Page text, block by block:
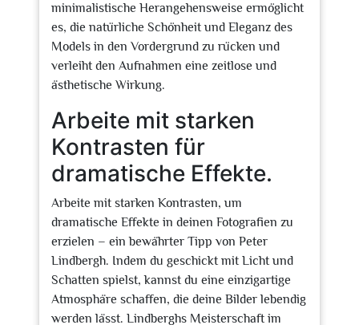
minimalistische Herangehensweise ermöglicht
es, die natürliche Schönheit und Eleganz des
Models in den Vordergrund zu rücken und
verleiht den Aufnahmen eine zeitlose und
ästhetische Wirkung.
Arbeite mit starken
Kontrasten für
dramatische Effekte.
Arbeite mit starken Kontrasten, um
dramatische Effekte in deinen Fotografien zu
erzielen – ein bewährter Tipp von Peter
Lindbergh. Indem du geschickt mit Licht und
Schatten spielst, kannst du eine einzigartige
Atmosphäre schaffen, die deine Bilder lebendig
werden lässt. Lindberghs Meisterschaft im